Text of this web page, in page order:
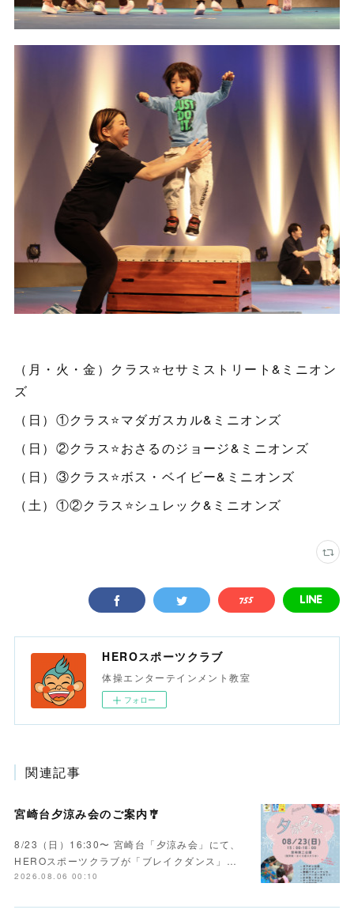
（月・火・金）クラス⭐️セサミストリート&ミニオン
ズ
（日）①クラス⭐️マダガスカル&ミニオンズ
（日）②クラス⭐️おさるのジョージ&ミニオンズ
（日）③クラス⭐️ボス・ベイビー&ミニオンズ
（土）①②クラス⭐️シュレック&ミニオンズ
HEROスポーツクラブ
体操エンターテインメント教室
フォロー
関連記事
宮崎台夕涼み会のご案内🎐
8/23（日）16:30〜 宮崎台「夕涼み会」にて、
HEROスポーツクラブが「ブレイクダンス」…
2026.08.06 00:10